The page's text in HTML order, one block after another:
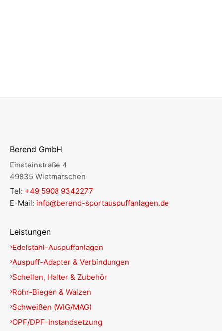
Berend GmbH
Einsteinstraße 4
49835 Wietmarschen
Tel: +49 5908 9342277
E-Mail: info@berend-sportauspuffanlagen.de
Leistungen
Edelstahl-Auspuffanlagen
Auspuff-Adapter & Verbindungen
Schellen, Halter & Zubehör
Rohr-Biegen & Walzen
Schweißen (WIG/MAG)
OPF/DPF-Instandsetzung